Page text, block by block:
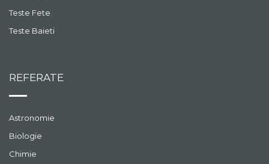
Teste Fete
Teste Baieti
REFERATE
Astronomie
Biologie
Chimie